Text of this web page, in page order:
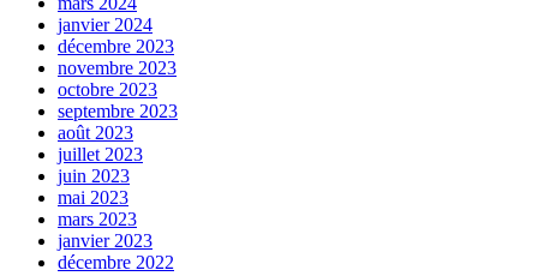
janvier 2024
décembre 2023
novembre 2023
octobre 2023
septembre 2023
août 2023
juillet 2023
juin 2023
mai 2023
mars 2023
janvier 2023
décembre 2022